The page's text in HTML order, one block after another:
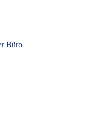
Büro